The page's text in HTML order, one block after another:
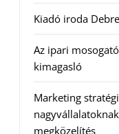
Kiadó iroda
Az ipari
kimagasló
Marketing
megközelítés